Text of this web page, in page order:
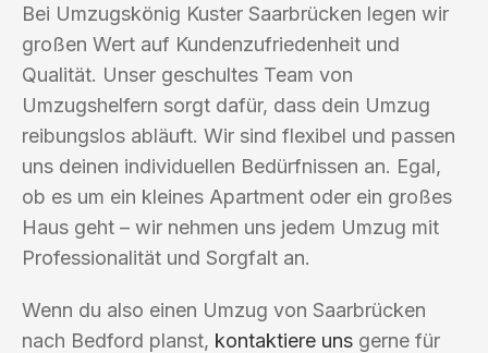
Bei Umzugskönig Kuster Saarbrücken legen wir
großen Wert auf Kundenzufriedenheit und
Qualität. Unser geschultes Team von
Umzugshelfern sorgt dafür, dass dein Umzug
reibungslos abläuft. Wir sind flexibel und passen
uns deinen individuellen Bedürfnissen an. Egal,
ob es um ein kleines Apartment oder ein großes
Haus geht – wir nehmen uns jedem Umzug mit
Professionalität und Sorgfalt an.
Wenn du also einen Umzug von Saarbrücken
nach Bedford planst, kontaktiere uns gerne für